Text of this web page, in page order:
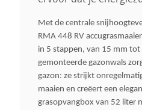
Met de centrale
RMA 448 RV
in 5 stappen, van 15 mm tot
gemonteerde gazonwals
gazon: ze strijkt
maaien en creëert een
grasopvangbox van 52 liter
130 M²
Autonomie Met Ak 20
260 M²